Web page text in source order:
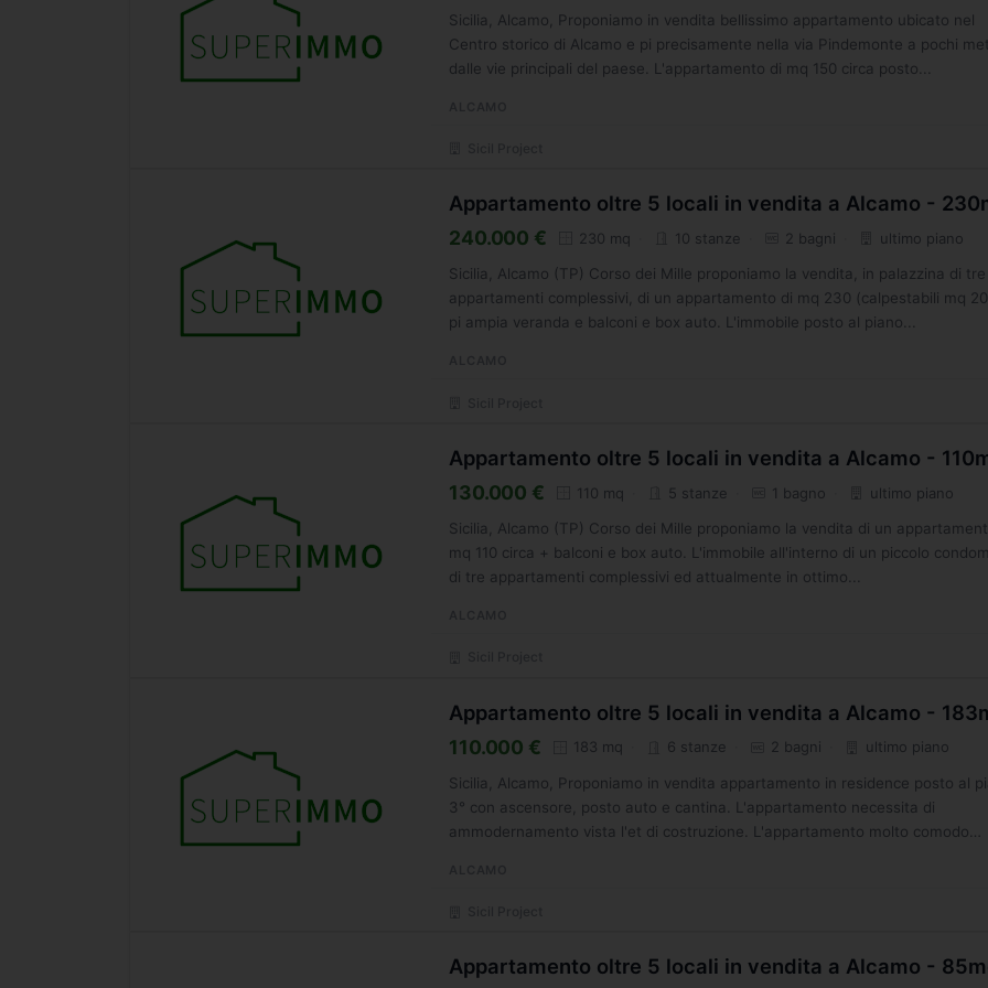
Sicilia, Alcamo, Proponiamo in vendita bellissimo appartamento ubicato nel
Centro storico di Alcamo e pi precisamente nella via Pindemonte a pochi
dalle vie principali del paese. L'appartamento di mq 150 circa posto...
Appartamento oltre 5 locali in vendita a Alcamo -
240.000 € 230 mq 10 stanze 2 bagni ultimo piano
Sicilia, Alcamo (TP) Corso dei Mille proponiamo la vendita, in palazzina di tre
appartamenti complessivi, di un appartamento di mq 230 (calpestabili mq
pi ampia veranda e balconi e box auto. L'immobile posto al piano...
Appartamento oltre 5 locali in vendita a Alcamo -
130.000 € 110 mq 5 stanze 1 bagno ultimo piano
Sicilia, Alcamo (TP) Corso dei Mille proponiamo la vendita di un
mq 110 circa + balconi e box auto. L'immobile all'interno di un piccolo
di tre appartamenti complessivi ed attualmente in ottimo...
Appartamento oltre 5 locali in vendita a Alcamo -
110.000 € 183 mq 6 stanze 2 bagni ultimo piano
Sicilia, Alcamo, Proponiamo in vendita appartamento in residence posto al
3° con ascensore, posto auto e cantina. L'appartamento necessita di
ammodernamento vista l'et di costruzione. L'appartamento molto comodo
Appartamento oltre 5 locali in vendita a Alcamo -